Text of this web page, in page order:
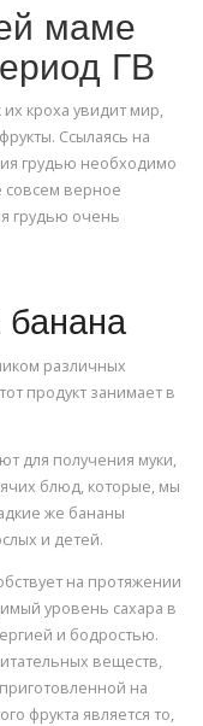
маме
ГВ
кроха увидит мир,
Ссылаясь на
грудью необходимо
совсем верное
грудью очень
банана
различных
продукт занимает в
для получения муки,
блюд, которые, мы
же бананы
и детей.
на протяжении
уровень сахара в
и бодростью.
веществ,
на
фрукта является то,